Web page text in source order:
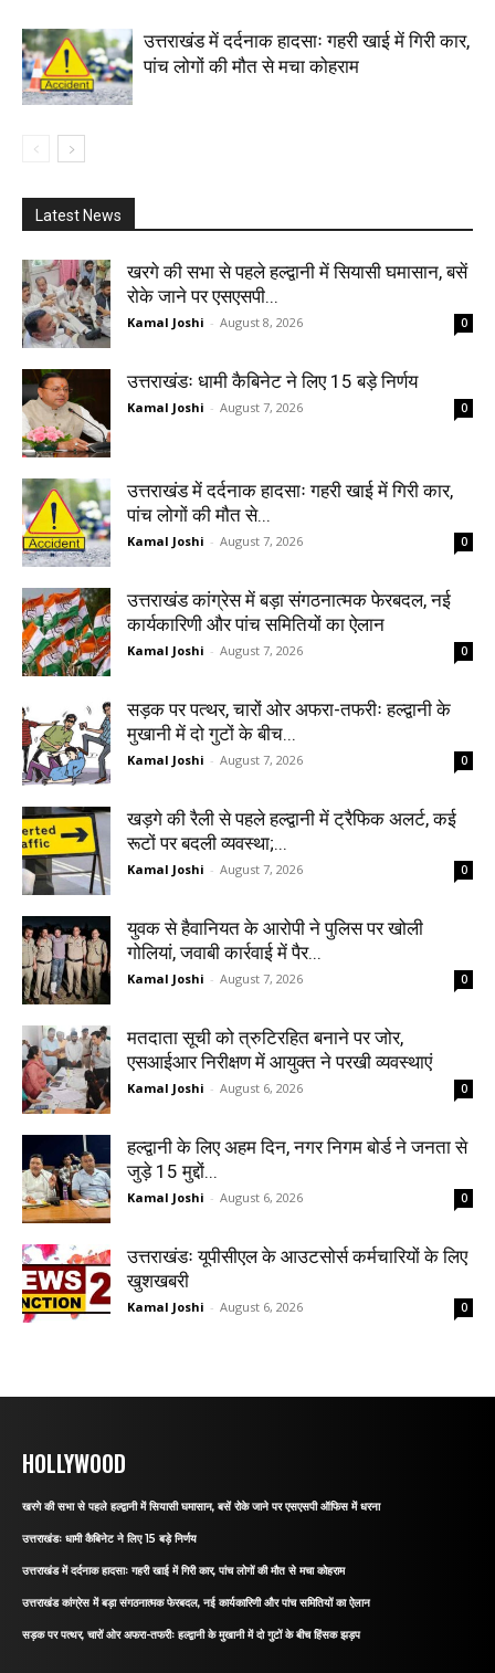
उत्तराखंड में दर्दनाक हादसाः गहरी खाई में गिरी कार,
पांच लोगों की मौत से मचा कोहराम
Latest News
खरगे की सभा से पहले हल्द्वानी में सियासी घमासान, बसें
रोके जाने पर एसएसपी...
Kamal Joshi - August 8, 2026 0
उत्तराखंडः धामी कैबिनेट ने लिए 15 बड़े निर्णय
Kamal Joshi - August 7, 2026 0
उत्तराखंड में दर्दनाक हादसाः गहरी खाई में गिरी कार,
पांच लोगों की मौत से...
Kamal Joshi - August 7, 2026 0
उत्तराखंड कांग्रेस में बड़ा संगठनात्मक फेरबदल, नई
कार्यकारिणी और पांच समितियों का ऐलान
Kamal Joshi - August 7, 2026 0
सड़क पर पत्थर, चारों ओर अफरा-तफरीः हल्द्वानी के
मुखानी में दो गुटों के बीच...
Kamal Joshi - August 7, 2026 0
खड़गे की रैली से पहले हल्द्वानी में ट्रैफिक अलर्ट, कई
रूटों पर बदली व्यवस्था;...
Kamal Joshi - August 7, 2026 0
युवक से हैवानियत के आरोपी ने पुलिस पर खोली
गोलियां, जवाबी कार्रवाई में पैर...
Kamal Joshi - August 7, 2026 0
मतदाता सूची को त्रुटिरहित बनाने पर जोर,
एसआईआर निरीक्षण में आयुक्त ने परखी व्यवस्थाएं
Kamal Joshi - August 6, 2026 0
हल्द्वानी के लिए अहम दिन, नगर निगम बोर्ड ने जनता से
जुड़े 15 मुद्दों...
Kamal Joshi - August 6, 2026 0
उत्तराखंडः यूपीसीएल के आउटसोर्स कर्मचारियों के लिए
खुशखबरी
Kamal Joshi - August 6, 2026 0
HOLLYWOOD
खरगे की सभा से पहले हल्द्वानी में सियासी घमासान, बसें रोके जाने पर एसएसपी ऑफिस में धरना
उत्तराखंडः धामी कैबिनेट ने लिए 15 बड़े निर्णय
उत्तराखंड में दर्दनाक हादसाः गहरी खाई में गिरी कार, पांच लोगों की मौत से मचा कोहराम
उत्तराखंड कांग्रेस में बड़ा संगठनात्मक फेरबदल, नई कार्यकारिणी और पांच समितियों का ऐलान
सड़क पर पत्थर, चारों ओर अफरा-तफरीः हल्द्वानी के मुखानी में दो गुटों के बीच हिंसक झड़प